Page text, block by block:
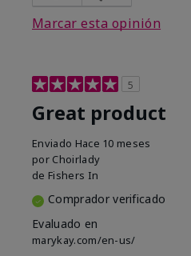
Marcar esta opinión
5
Great product
Enviado Hace 10 meses
por Choirlady
de Fishers In
Comprador verificado
Evaluado en
marykay.com/en-us/